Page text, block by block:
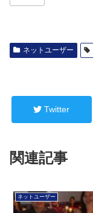
ネットユーザー
Twitter
関連記事
ネットユーザー